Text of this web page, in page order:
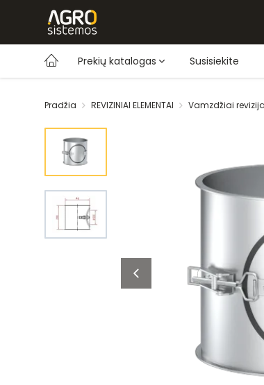
Prekių katalogas Susisiekite
Pradžia REVIZINIAI ELEMENTAI Vamzdžiai